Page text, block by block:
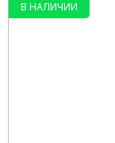
В НАЛИЧИИ